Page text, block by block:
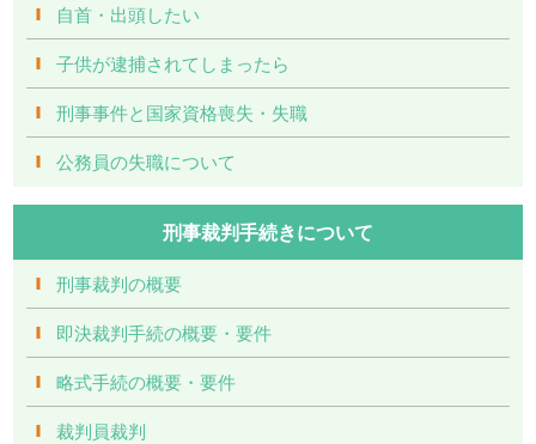
自首・出頭したい
子供が逮捕されてしまったら
刑事事件と国家資格喪失・失職
公務員の失職について
刑事裁判手続きについて
刑事裁判の概要
即決裁判手続の概要・要件
略式手続の概要・要件
裁判員裁判